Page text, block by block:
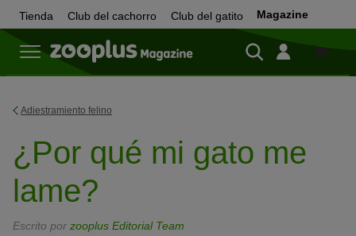
Tienda Club del cachorro Club del gatito Magazine
Tienda
Adiestramiento felino
¿Por qué mi gato me
lame?
Escrito por zooplus Editorial Team